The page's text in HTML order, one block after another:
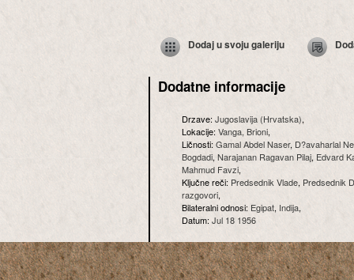
Dodaj u svoju galeriju
Dodatne informacije
Drzave:Jugoslavija (Hrvatska),
Lokacije:Vanga, Brioni,
Ličnosti:Gamal Abdel Naser, D?avaharlal
Bogdadi, Narajanan Ragavan Pilaj, Edvard
Mahmud Favzi,
Ključne reči: Predsednik Vlade, Predsednik
razgovori,
Bilateralni odnosi: Egipat, Indija,
Datum:Jul 18 1956